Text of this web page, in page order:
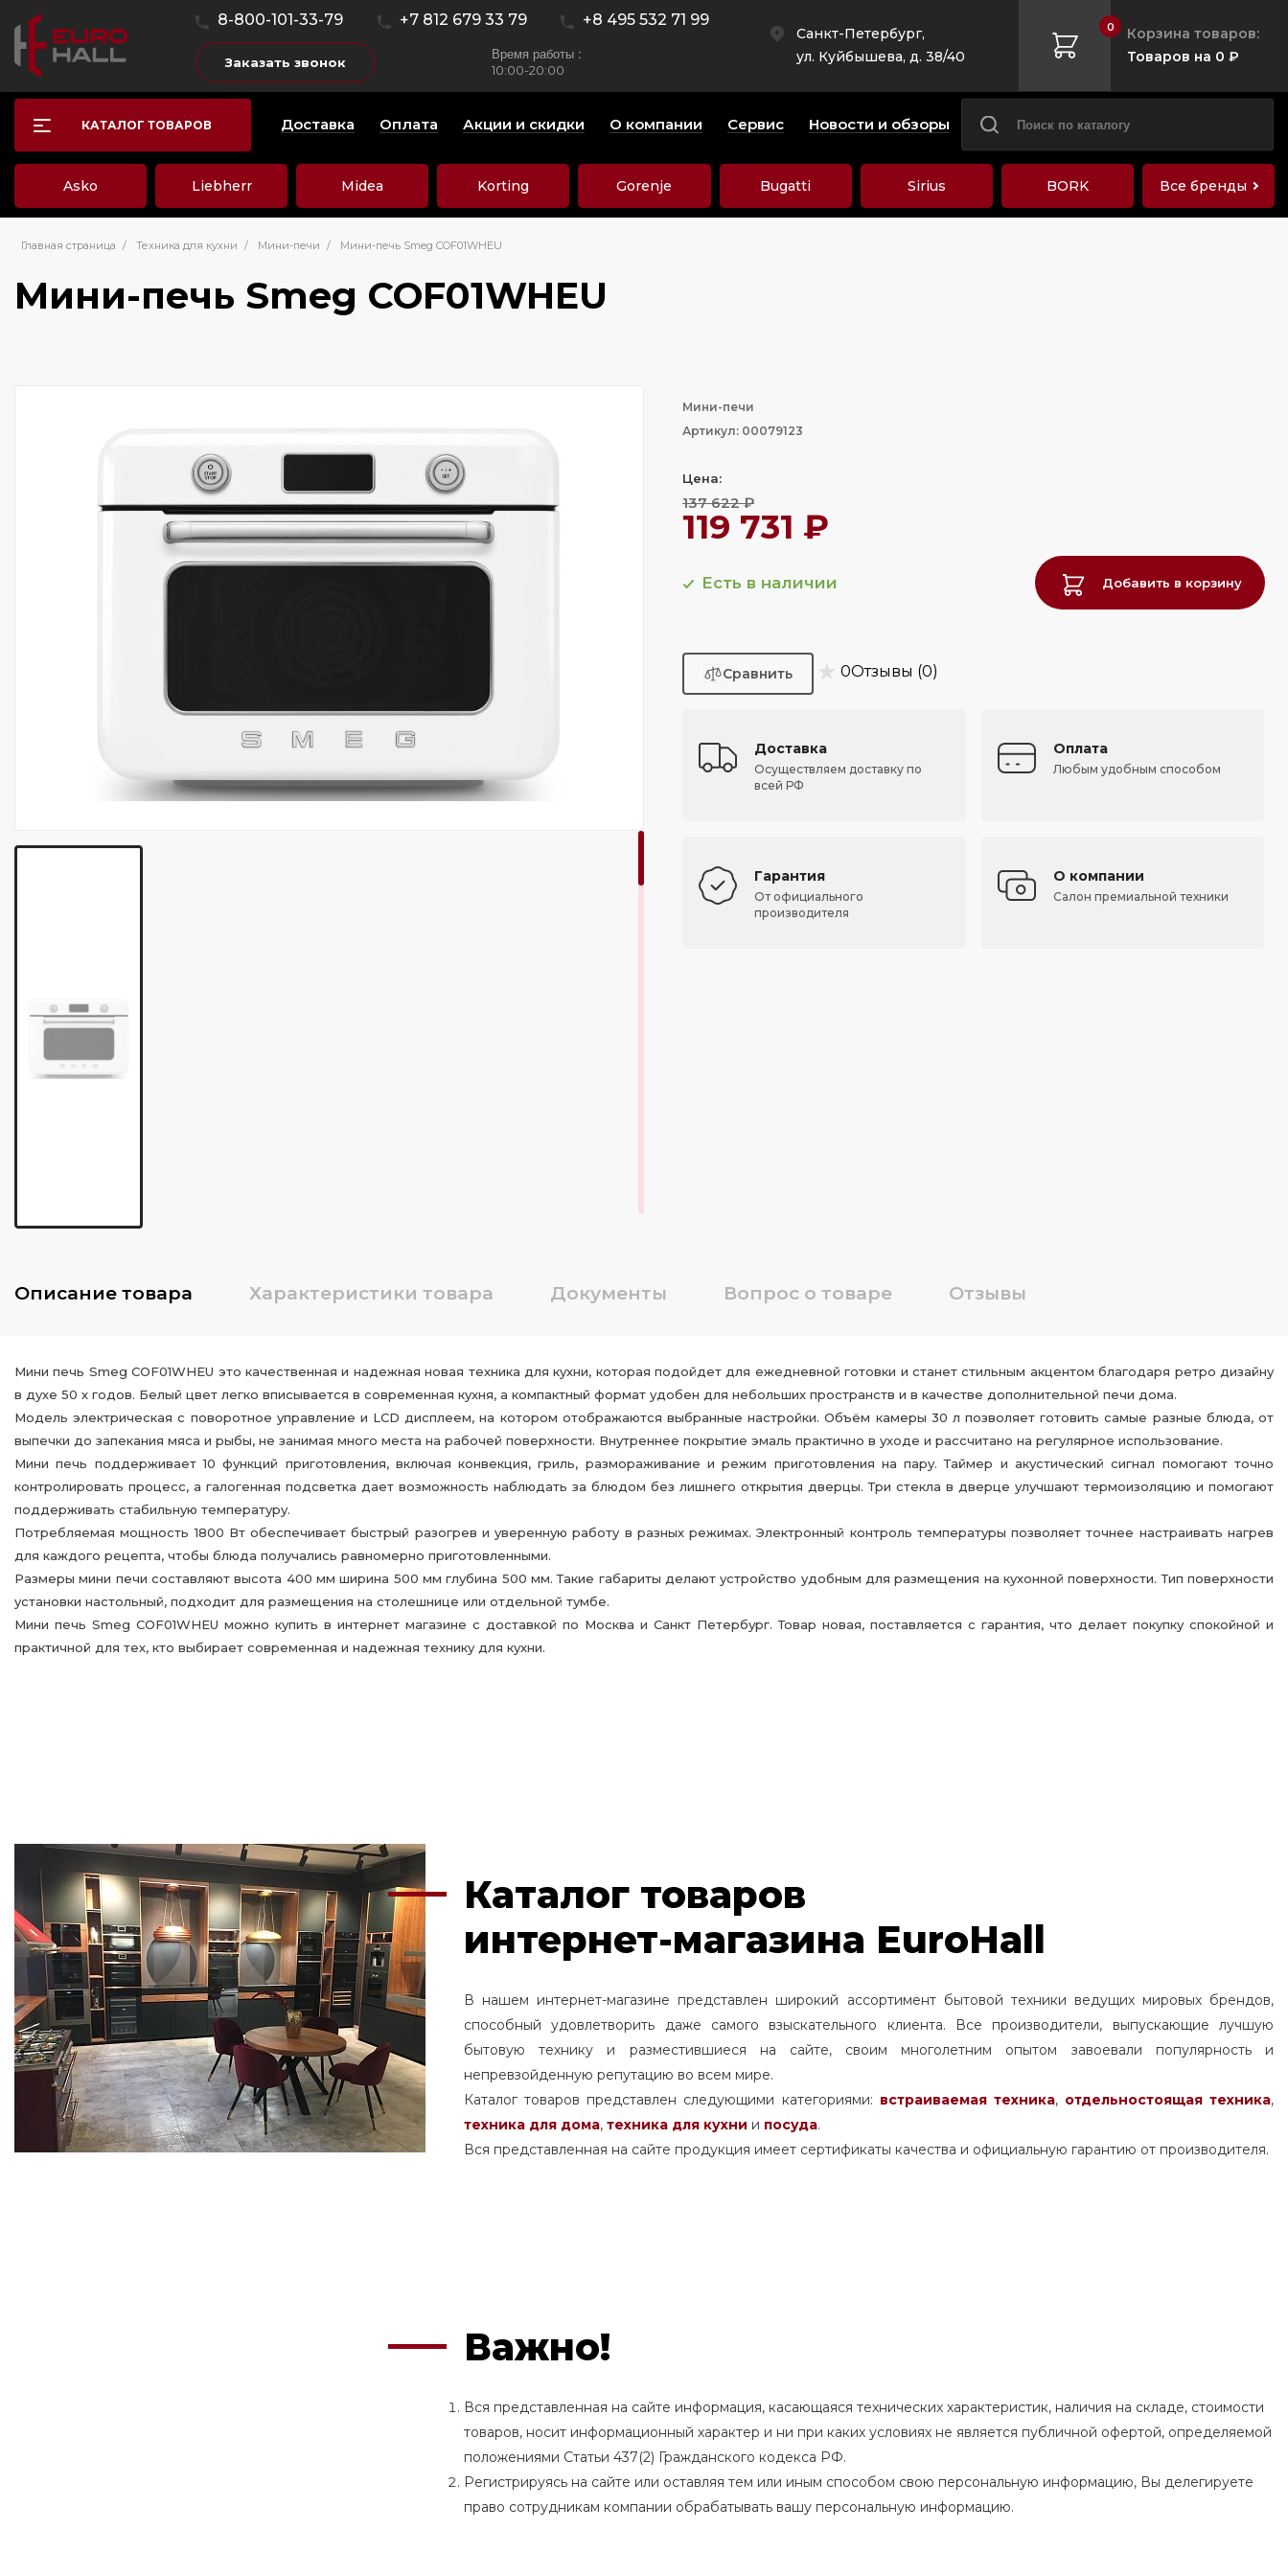
8-800-101-33-79 +7 812 679 33 79 +8 495 532 71 99
Заказать звонок Время работы :
10:00-20:00
Санкт-Петербург,
ул. Куйбышева, д. 38/40
0
Корзина товаров:
Товаров на 0 ₽
КАТАЛОГ ТОВАРОВ Доставка Оплата Акции и скидки О компании Сервис Новости и обзоры
Asko Liebherr Midea Korting Gorenje Bugatti Sirius BORK Все бренды
Главная страница / Техника для кухни / Мини-печи / Мини-печь Smeg COF01WHEU
Мини-печь Smeg COF01WHEU
Мини-печи
Артикул: 00079123
Цена:
137 622 ₽
119 731 ₽
Есть в наличии Добавить в корзину
★ 0Отзывы (0)
Доставка
Осуществляем доставку по
всей РФ
Оплата
Любым удобным способом
Гарантия
От официального
производителя
О компании
Салон премиальной техники
Описание товара Характеристики товара Документы Вопрос о товаре Отзывы
Мини печь Smeg COF01WHEU это качественная и надежная новая техника для кухни, которая подойдет для ежедневной готовки и станет стильным акцентом благодаря ретро дизайну
в духе 50 х годов. Белый цвет легко вписывается в современная кухня, а компактный формат удобен для небольших пространств и в качестве дополнительной печи дома.
Модель электрическая с поворотное управление и LCD дисплеем, на котором отображаются выбранные настройки. Объём камеры 30 л позволяет готовить самые разные блюда, от
выпечки до запекания мяса и рыбы, не занимая много места на рабочей поверхности. Внутреннее покрытие эмаль практично в уходе и рассчитано на регулярное использование.
Мини печь поддерживает 10 функций приготовления, включая конвекция, гриль, размораживание и режим приготовления на пару. Таймер и акустический сигнал помогают точно
контролировать процесс, а галогенная подсветка дает возможность наблюдать за блюдом без лишнего открытия дверцы. Три стекла в дверце улучшают термоизоляцию и помогают
поддерживать стабильную температуру.
Потребляемая мощность 1800 Вт обеспечивает быстрый разогрев и уверенную работу в разных режимах. Электронный контроль температуры позволяет точнее настраивать нагрев
для каждого рецепта, чтобы блюда получались равномерно приготовленными.
Размеры мини печи составляют высота 400 мм ширина 500 мм глубина 500 мм. Такие габариты делают устройство удобным для размещения на кухонной поверхности. Тип поверхности
установки настольный, подходит для размещения на столешнице или отдельной тумбе.
Мини печь Smeg COF01WHEU можно купить в интернет магазине с доставкой по Москва и Санкт Петербург. Товар новая, поставляется с гарантия, что делает покупку спокойной и
практичной для тех, кто выбирает современная и надежная технику для кухни.
Каталог товаров
интернет-магазина EuroHall
В нашем интернет-магазине представлен широкий ассортимент бытовой техники ведущих мировых брендов,
способный удовлетворить даже самого взыскательного клиента. Все производители, выпускающие лучшую
бытовую технику и разместившиеся на сайте, своим многолетним опытом завоевали популярность и
непревзойденную репутацию во всем мире.
Каталог товаров представлен следующими категориями: встраиваемая техника, отдельностоящаятехника,
техника для дома, техника для кухни и посуда.
Вся представленная на сайте продукция имеет сертификаты качества и официальную гарантию от производителя.
Важно!
Вся представленная на сайте информация, касающаяся технических характеристик, наличия на складе, стоимости
товаров, носит информационный характер и ни при каких условиях не является публичной офертой, определяемой
положениями Статьи 437(2) Гражданского кодекса РФ.
Регистрируясь на сайте или оставляя тем или иным способом свою персональную информацию, Вы делегируете
право сотрудникам компании обрабатывать вашу персональную информацию.